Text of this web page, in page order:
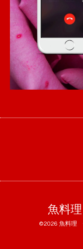
魚料
©2026 魚料理